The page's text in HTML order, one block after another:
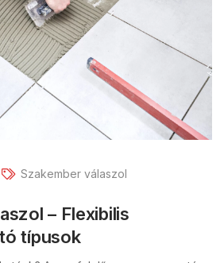
Szakember válaszol
– Flexibilis
típusok